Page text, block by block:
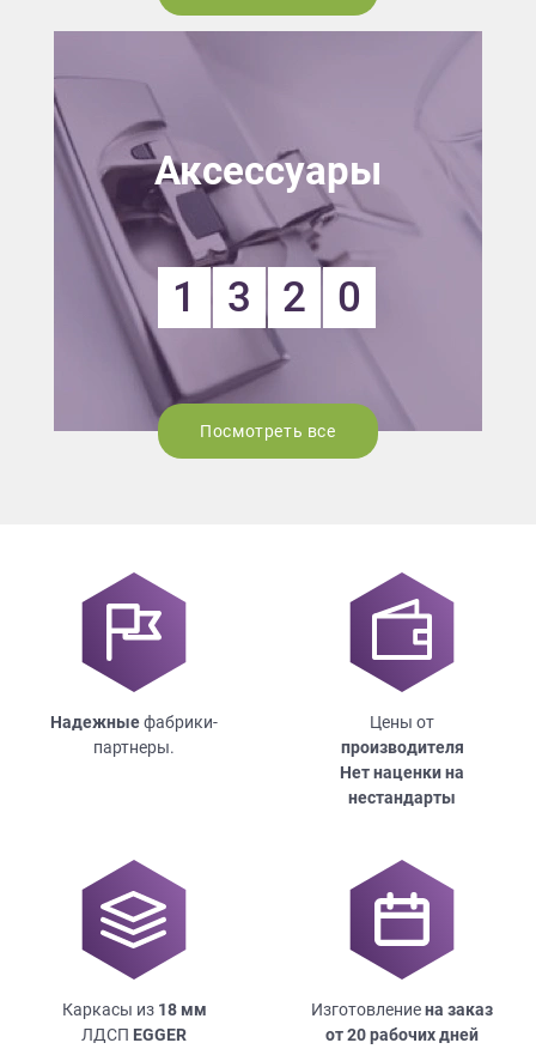
Аксессуары
1 3 2 0
Посмотреть все
Надежныефабрики-
партнеры.
Цены от
производителя
Нет наценки на
нестандарты
Каркасы из 18мм
ЛДСП EGGER
Изготовлениена заказ
от 20 рабочих дней